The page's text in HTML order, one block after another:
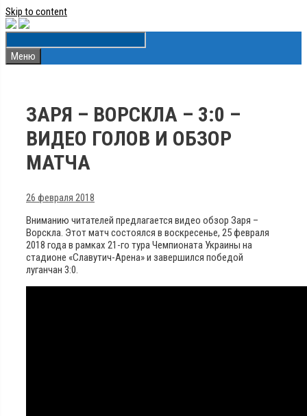
Skip to content
Меню
ЗАРЯ – ВОРСКЛА – 3:0 –
ВИДЕО ГОЛОВ И ОБЗОР
МАТЧА
26 февраля 2018
Вниманию читателей предлагается видео обзор Заря –
Ворскла. Этот матч состоялся в воскресенье, 25 февраля
2018 года в рамках 21-го тура Чемпионата Украины на
стадионе «Славутич-Арена» и завершился победой
луганчан 3:0.